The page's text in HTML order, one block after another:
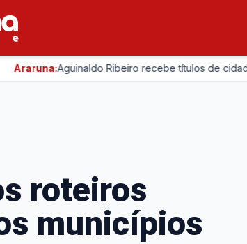
Aguinaldo Ribeiro recebe títulos de cidadão em
roteiros
municípios